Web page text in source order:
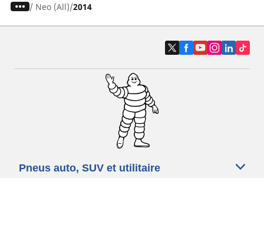
/ Neo (All) 2014
Pneus auto, SUV et utilitaire